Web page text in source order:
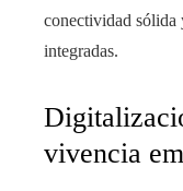
conectividad sólida
integradas.
vivencia